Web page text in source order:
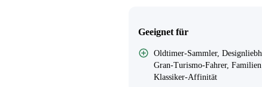
Geeignet für
Oldtimer-Sammler,
Gran-Turismo-Fahrer,
Klassiker-Affinität